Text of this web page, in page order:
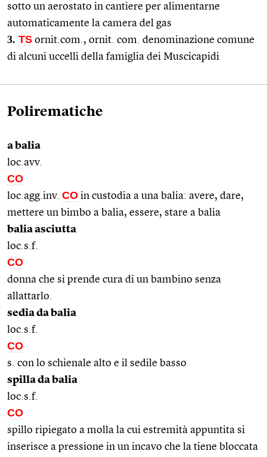
sotto un aerostato in cantiere per alimentarne
automaticamente la camera del gas
3. TS ornit.com., ornit. com. denominazione comune
di alcuni uccelli della famiglia dei Muscicapidi
Polirematiche
a balia
loc.avv.
CO
loc.agg.inv. CO in custodia a una balia: avere, dare,
mettere un bimbo a balia, essere, stare a balia
balia asciutta
loc.s.f.
CO
donna che si prende cura di un bambino senza
allattarlo.
sedia da balia
loc.s.f.
CO
s. con lo schienale alto e il sedile basso
spilla da balia
loc.s.f.
CO
spillo ripiegato a molla la cui estremità appuntita si
inserisce a pressione in un incavo che la tiene bloccata